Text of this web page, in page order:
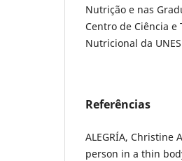
Nutrição e nas
Centro de Ciência
Nutricional da
Referências
ALEGRÍA, Christine
person in a thin